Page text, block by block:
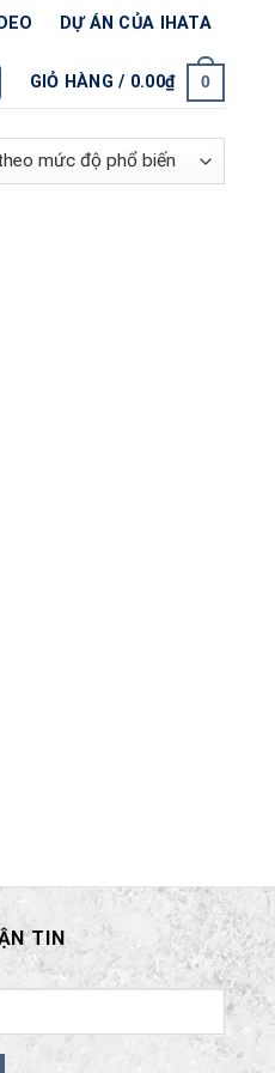
DỰ ÁN CỦA IHATA
GIỎ HÀNG / 0.00₫ 0
TIN